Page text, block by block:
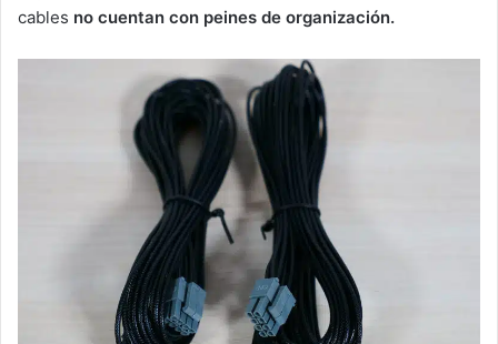
cables no cuentan con peines de organización.